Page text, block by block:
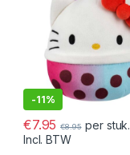
-11%
€7.95 €8.95 per stuk.
Incl. BTW